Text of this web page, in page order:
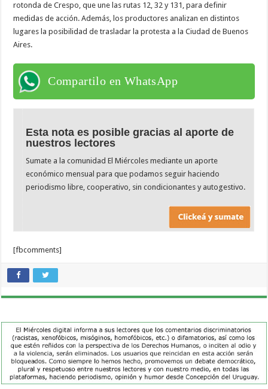
rotonda de Crespo, que une las rutas 12, 32 y 131, para definir
medidas de acción. Además, los productores analizan en distintos
lugares la posibilidad de trasladar la protesta a la Ciudad de Buenos
Aires.
Compartilo en WhatsApp
Esta nota es posible gracias al aporte de
nuestros lectores
Sumate a la comunidad El Miércoles mediante un aporte
económico mensual para que podamos seguir haciendo
periodismo libre, cooperativo, sin condicionantes y autogestivo.
[fbcomments]